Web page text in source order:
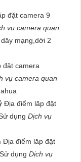
đặt camera 9
vụ camera quan
mạng,dời 2
đặt camera
vụ camera quan
Địa điểm lăp đặt
dụng Dịch vụ
Địa điểm lăp đặt
dụng Dịch vụ